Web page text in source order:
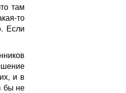
там
то
Если
и в
бы не